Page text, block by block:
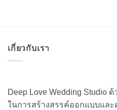
เกี่ยวกับเรา
Deep Love Wedding Studio
ในการสร้างสรรค์ออกแบบแล